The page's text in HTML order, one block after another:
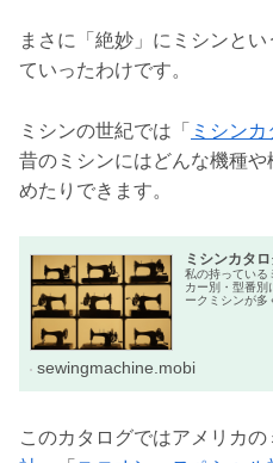
まさに「絶妙」にミシンと
ていったわけです。
ミシンの世紀では「 ミシン
昔のミシンにはどんな機種
めたりできます。
ミシンカタ
私の持っている
カー別・型番別
ークミシンが多
sewingmachine.mobi
このカタログではアメリカの